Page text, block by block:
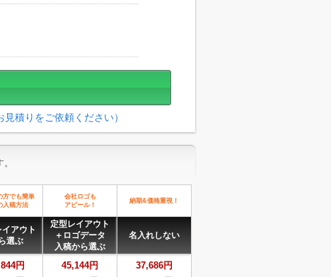
積りをご依頼ください）
方でも簡単
入稿方法
会社ロゴも
アピール！
納期&価格重視！
イアウト
選ぶ
定型レイアウト
＋ロゴデータ
入稿から選ぶ
名入れしない
円 45,144円 37,686円